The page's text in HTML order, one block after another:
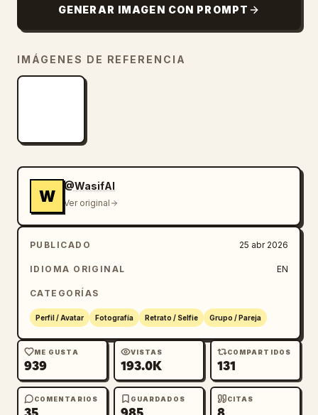
GENERAR IMAGEN CON PROMPT
IMÁGENES DE REFERENCIA
W
@WasifAI
Ver original
PUBLICADO 25 abr 2026
IDIOMA ORIGINAL EN
CATEGORÍAS
Perfil / Avatar Fotografía Retrato / Selfie Grupo / Pareja
ME GUSTA
939
VISTAS
193.0K
COMPARTIDOS
131
COMENTARIOS GUARDADOS CITAS